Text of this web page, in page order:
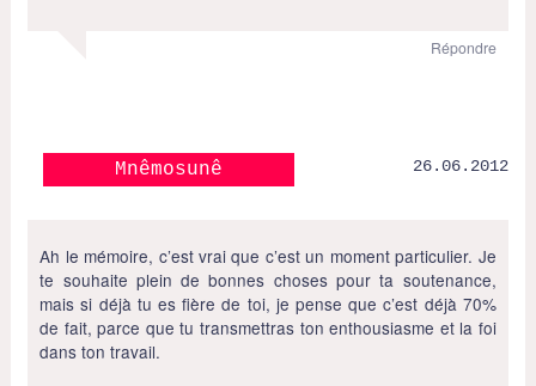
Répondre
Mnêmosunê 26.06.2012
Ah le mémoire, c’est vrai que c’est un moment particulier. Je
te souhaite plein de bonnes choses pour ta soutenance,
mais si déjà tu es fière de toi, je pense que c’est déjà 70%
de fait, parce que tu transmettras ton enthousiasme et la foi
dans ton travail.